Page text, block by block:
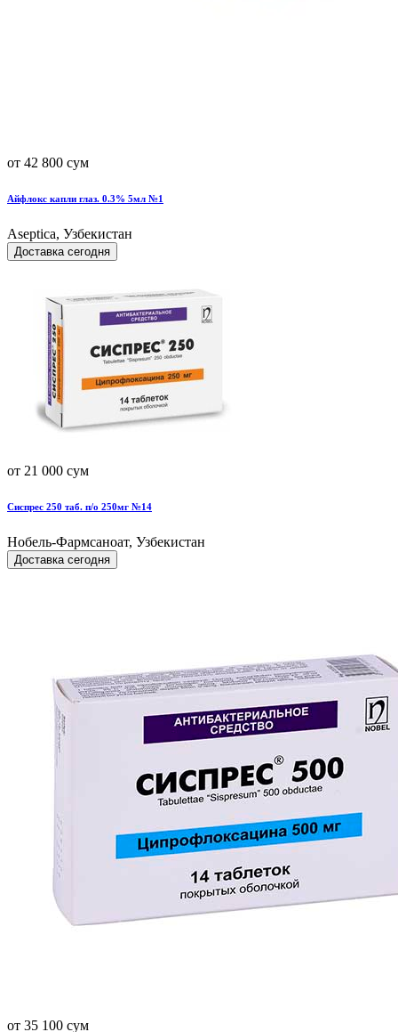
от 42 800 сум
Айфлокс капли глаз. 0.3% 5мл №1
Aseptica, Узбекистан
Доставка сегодня
от 21 000 сум
Сиспрес 250 таб. п/о 250мг №14
Нобель-Фармсаноат, Узбекистан
Доставка сегодня
от 35 100 сум